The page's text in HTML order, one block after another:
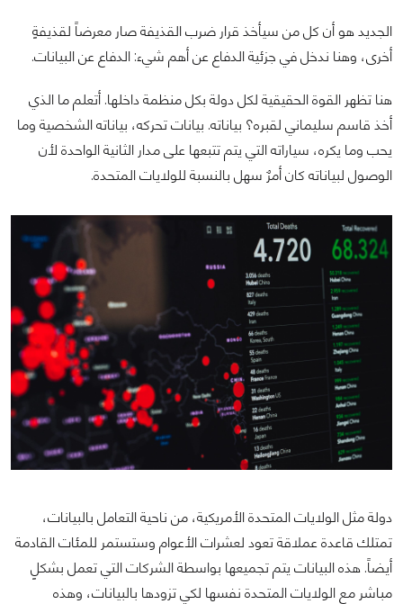
الجديد هو أن كل من سيأخذ قرار ضرب القذيفة صار معرضاً لقذيفةٍ
أخرى، وهنا ندخل في جزئية الدفاع عن أهم شيء: الدفاع عن البيانات.
هنا تظهر القوة الحقيقية لكل دولة بكل منظمة داخلها. أتعلم ما الذي
أخذ قاسم سليماني لقبره؟ بياناته. بيانات تحركه، بياناته الشخصية وما
يحب وما يكره، سياراته التي يتم تتبعها على مدار الثانية الواحدة لأن
الوصول لبياناته كان أمرٌ سهل بالنسبة للولايات المتحدة.
دولة مثل الولايات المتحدة الأمريكية، من ناحية التعامل بالبيانات،
تمتلك قاعدة عملاقة تعود لعشرات الأعوام وستستمر للمئات القادمة
أيضاً. هذه البيانات يتم تجميعها بواسطة الشركات التي تعمل بشكلٍ
مباشر مع الولايات المتحدة نفسها لكي تزودها بالبيانات، وهذه